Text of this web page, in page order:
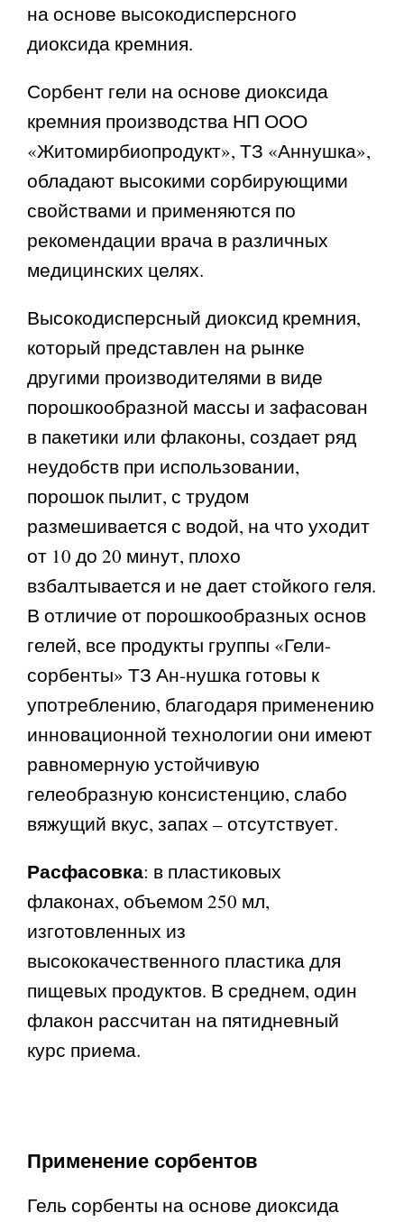
на основе высокодисперсного
диоксида кремния.
Сорбент гели на основе диоксида
кремния производства НП ООО
«Житомирбиопродукт», ТЗ «Аннушка»,
обладают высокими сорбирующими
свойствами и применяются по
рекомендации врача в различных
медицинских целях.
Высокодисперсный диоксид кремния,
который представлен на рынке
другими производителями в виде
порошкообразной массы и зафасован
в пакетики или флаконы, создает ряд
неудобств при использовании,
порошок пылит, с трудом
размешивается с водой, на что уходит
от 10 до 20 минут, плохо
взбалтывается и не дает стойкого геля.
В отличие от порошкообразных основ
гелей, все продукты группы «Гели-
сорбенты» ТЗ Ан-нушка готовы к
употреблению, благодаря применению
инновационной технологии они имеют
равномерную устойчивую
гелеобразную консистенцию, слабо
вяжущий вкус, запах – отсутствует.
Расфасовка: в пластиковых
флаконах, объемом 250 мл,
изготовленных из
высококачественного пластика для
пищевых продуктов. В среднем, один
флакон рассчитан на пятидневный
курс приема.
Применение сорбентов
Гель сорбенты на основе диоксида